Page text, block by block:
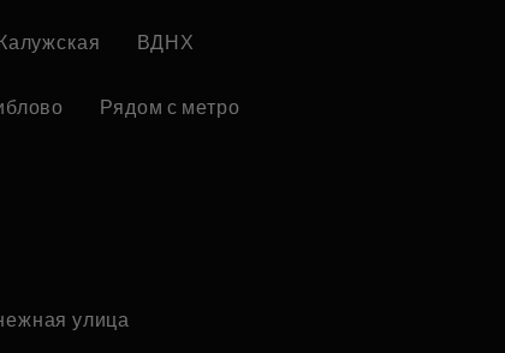
Калужская ВДНХ
Рядом с метро
улица